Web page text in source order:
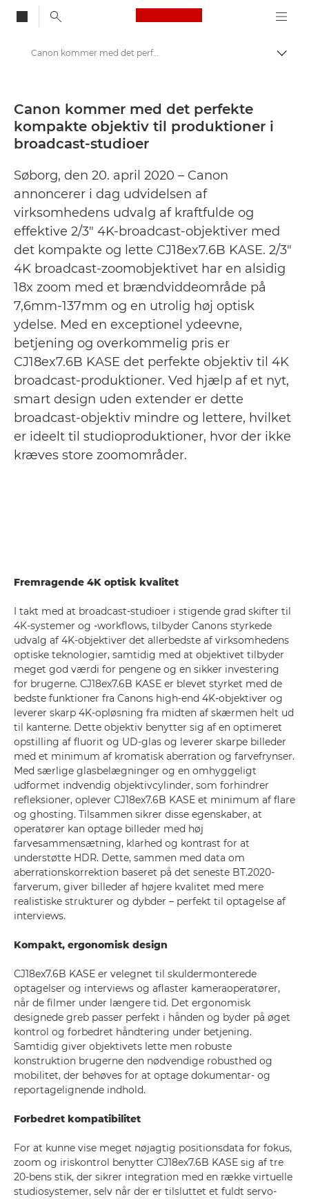
Canon Logo, back
Skift
Presse
Pressemeddelelser – Canons pressecenter
Canon kommer med det perfekte kompakte objektiv til produktioner i broadcast-studioer - Canon Danmarks presse-site
Canon kommer med det perfekte
kompakte objektiv til produktioner i
broadcast-studioer
Søborg, den 20. april 2020 – Canon
annoncerer i dag udvidelsen af
virksomhedens udvalg af kraftfulde og
effektive 2/3" 4K-broadcast-objektiver med
det kompakte og lette CJ18ex7.6B KASE. 2/3"
4K broadcast-zoomobjektivet har en alsidig
18x zoom med et brændviddeområde på
7,6mm-137mm og en utrolig høj optisk
ydelse. Med en exceptionel ydeevne,
betjening og overkommelig pris er
CJ18ex7.6B KASE det perfekte objektiv til 4K
broadcast-produktioner. Ved hjælp af et nyt,
smart design uden extender er dette
broadcast-objektiv mindre og lettere, hvilket
er ideelt til studioproduktioner, hvor der ikke
kræves store zoomområder.
Fremragende 4K optisk kvalitet
I takt med at broadcast-studioer i stigende grad skifter til
4K-systemer og -workflows, tilbyder Canons styrkede
udvalg af 4K-objektiver det allerbedste af virksomhedens
optiske teknologier, samtidig med at objektivet tilbyder
meget god værdi for pengene og en sikker investering
for brugerne. CJ18ex7.6B KASE er blevet styrket med de
bedste funktioner fra Canons high-end 4K-objektiver og
leverer skarp 4K-opløsning fra midten af skærmen helt ud
til kanterne. Dette objektiv benytter sig af en optimeret
opstilling af fluorit og UD-glas og leverer skarpe billeder
med et minimum af kromatisk aberration og farvefrynser.
Med særlige glasbelægninger og en omhyggeligt
udformet indvendig objektivcylinder, som forhindrer
refleksioner, oplever CJ18ex7.6B KASE et minimum af flare
og ghosting. Tilsammen sikrer disse egenskaber, at
operatører kan optage billeder med høj
farvesammensætning, klarhed og kontrast for at
understøtte HDR. Dette, sammen med data om
aberrationskorrektion baseret på det seneste BT.2020-
farverum, giver billeder af højere kvalitet med mere
realistiske strukturer og dybder – perfekt til optagelse af
interviews.
Kompakt, ergonomisk design
CJ18ex7.6B KASE er velegnet til skuldermonterede
optagelser og interviews og aflaster kameraoperatører,
når de filmer under længere tid. Det ergonomisk
designede greb passer perfekt i hånden og byder på øget
kontrol og forbedret håndtering under betjening.
Samtidig giver objektivets lette men robuste
konstruktion brugerne den nødvendige robusthed og
mobilitet, der behøves for at optage dokumentar- og
reportagelignende indhold.
Forbedret kompatibilitet
For at kunne vise meget nøjagtig positionsdata for fokus,
zoom og iriskontrol benytter CJ18ex7.6B KASE sig af tre
20-bens stik, der sikrer integration med en række virtuelle
studiosystemer, selv når der er tilsluttet et fuldt servo-